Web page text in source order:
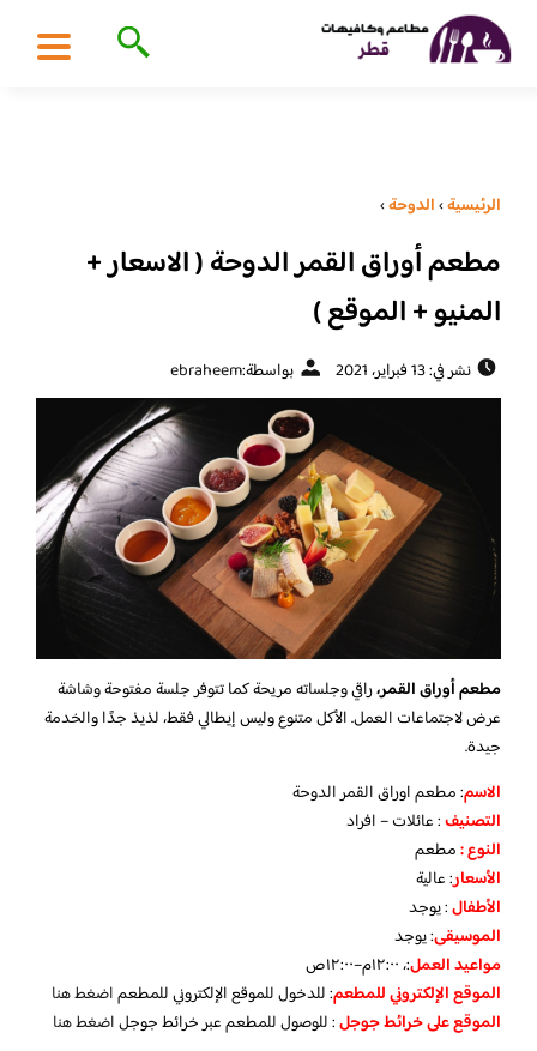
الرئيسية›الدوحة›
مطعم أوراق القمر الدوحة ( الاسعار +
المنيو + الموقع )
نشر في: 13 فبراير، 2021 بواسطة:ebraheem
مطعم أوراق القمر،راقي وجلساته مريحة كما تتوفر جلسة مفتوحة وشاشة
عرض لاجتماعات العمل. الأكل متنوع وليس إيطالي فقط، لذيذ جدًا والخدمة
جيدة.
الاسم: مطعم اوراق القمر الدوحة
التصنيف: عائلات – افراد
النوع :مطعم
الأسعار:عالية
الأطفال:يوجد
الموسيقى:يوجد
مواعيد العمل:، ١٢:٠٠م–١٢:٠٠ص
الموقع الإلكتروني للمطعم: للدخول للموقع الإلكتروني للمطعماضغط هنا
الموقع على خرائط جوجل: للوصول للمطعم عبر خرائط جوجلاضغط هنا